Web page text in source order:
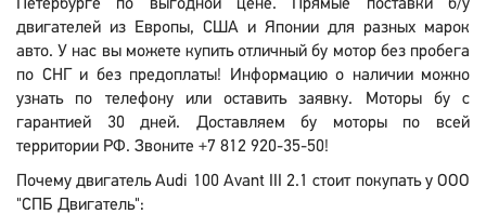
Петербурге по выгодной цене. Прямые поставки б/у
двигателей из Европы, США и Японии для разных марок
авто. У нас вы можете купить отличный бу мотор без пробега
по СНГ и без предоплаты! Информацию о наличии можно
узнать по телефону или оставить заявку. Моторы бу с
гарантией 30 дней. Доставляем бу моторы по всей
территории РФ. Звоните +7 812 920-35-50!
Почему двигатель Audi 100 Avant III 2.1 стоит покупать у ООО
"СПБ Двигатель":